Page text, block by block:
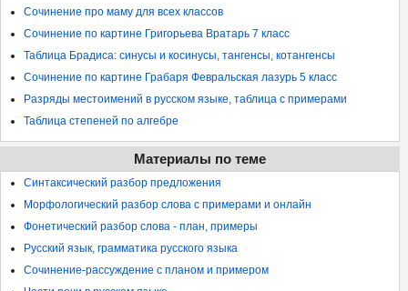
Сочинение про маму для всех классов
Сочинение по картине Григорьева Вратарь 7 класс
Таблица Брадиса: синусы и косинусы, тангенсы, котангенсы
Сочинение по картине Грабаря Февральская лазурь 5 класс
Разряды местоимений в русском языке, таблица с примерами
Таблица степеней по алгебре
Материалы по теме
Синтаксический разбор предложения
Морфологический разбор слова с примерами и онлайн
Фонетический разбор слова - план, примеры
Русский язык, грамматика русского языка
Сочинение-рассуждение с планом и примером